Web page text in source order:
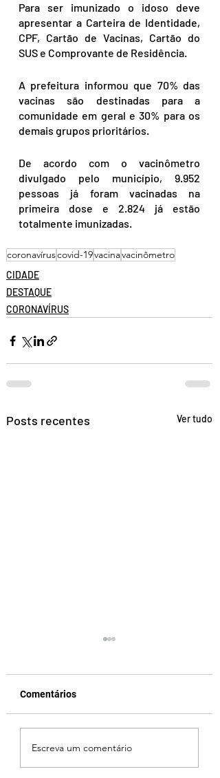
Para ser imunizado o idoso deve
apresentar a Carteira de Identidade,
CPF, Cartão de Vacinas, Cartão do
SUS e Comprovante de Residência.
A prefeitura informou que 70% das
vacinas são destinadas para a
comunidade em geral e 30% para os
demais grupos prioritários.
De acordo com o vacinômetro
divulgado pelo município, 9.952
pessoas já foram vacinadas na
primeira dose e 2.824 já estão
totalmente imunizadas.
coronavíruscovid-19vacinavacinômetro
CIDADE
DESTAQUE
CORONAVÍRUS
Posts recentes Ver tudo
Fechamento da Ponte
Quinca Mariano muda
rotina de turistas e
Comentários
Escreva um comentário